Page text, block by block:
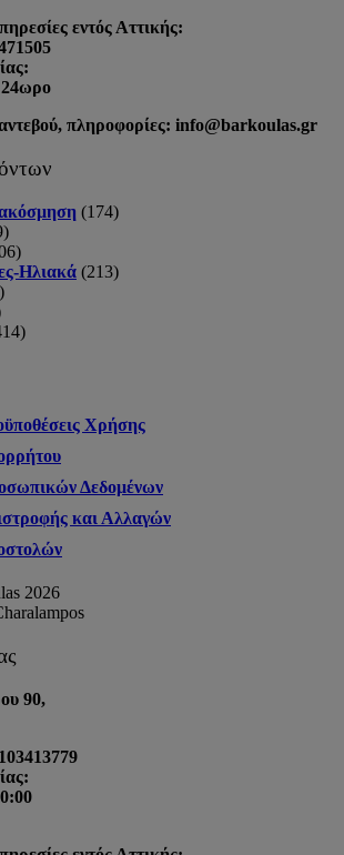
εντός Αττικής:
πληροφορίες: info@barkoulas.gr
(174)
Ηλιακά (213)
Χρήσης
Δεδομένων
και Αλλαγών
2026
90,